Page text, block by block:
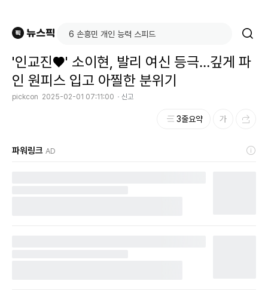
'인교진♥' 소이현, 발리 여신 등극…깊게 파
인 원피스 입고 아찔한 분위기
pickcon 2025-02-01 07:11:00 신고
3줄요약
파워링크 AD